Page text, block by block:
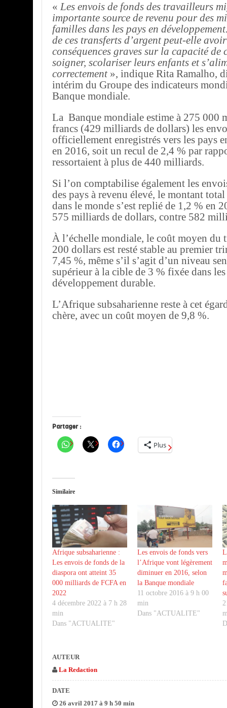
« Les envois de fonds des travailleurs
importante source de revenu pour des
familles dans les pays en
de ces transferts d’argent peut-elle
conséquences graves sur la capacité de
soigner, scolariser leurs enfants et
correctement», indique Rita Ramalho,
intérim du Groupe des indicateurs
Banque mondiale.
La Banque mondiale estime à 275 000
francs (429 milliards de dollars) les
officiellement enregistrés vers les pays
en 2016, soit un recul de 2,4 % par
ressortaient à plus de 440 milliards.
Si l’on comptabilise également les
des pays à revenu élevé, le montant
dans le monde s’est replié de 1,2 % en
575 milliards de dollars, contre 582
À l’échelle mondiale, le coût moyen du
200 dollars est resté stable au premier
7,45 %, même s’il s’agit d’un niveau
supérieur à la cible de 3 % fixée dans
développement durable.
L’Afrique subsaharienne reste à cet
chère, avec un coût moyen de 9,8 %.
Partager :
Plus
Similaire
Afrique subsaharienne :
Les envois de fonds de la
diaspora ont atteint 35
000 milliards de FCFA en
2022
4 décembre 2022 à 7 h 28
min
Dans "ACTUALITE"
Les envois de fonds vers
l’Afrique vont légèrement
diminuer en 2016, selon
la Banque mondiale
11 octobre 2016 à 9 h 00
min
Dans "ACTUALITE"
AUTEUR
La Redaction
DATE
26 avril 2017 à 9 h 50 min